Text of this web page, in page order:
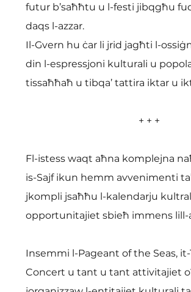
futur b’saħħtu u l-festi jibqgħu
daqs l-azzar.
Il-Gvern hu ċar li jrid jagħti l-
din l-espressjoni kulturali u
tissaħħaħ u tibqa’ tattira iktar u
+ + +
Fl-istess waqt aħna komplejna
is-Sajf ikun hemm avvenimenti
jkompli jsaħħu l-kalendarju
opportunitajiet sbieħ immens lill-
Insemmi l-Pageant of the Seas,
Concert u tant u tant attivitajiet